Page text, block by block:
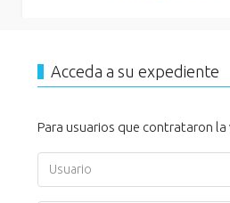
Acceda a su expediente
Para usuarios que contrataron la
Usuario